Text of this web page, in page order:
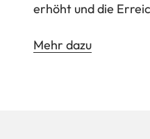
erhöht und die
Mehr dazu